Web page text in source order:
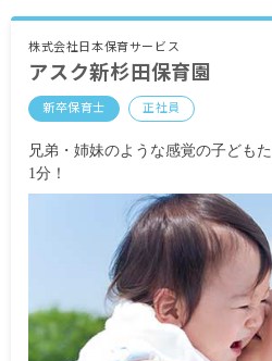
通勤手当 月上限
昇給あり年1回
株式会社日本保育サービス
アスク新杉田保育園
新卒保育士 正社員
兄弟・姉妹のような感覚の子ども
1分！